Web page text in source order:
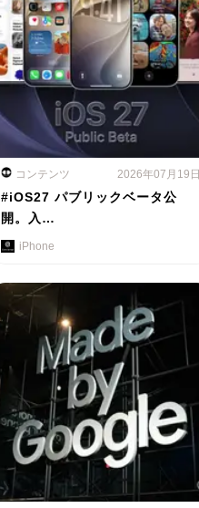
コンテンツ 2026年07月19日
#iOS27 パブリックベータ公
開。入…
iPhone